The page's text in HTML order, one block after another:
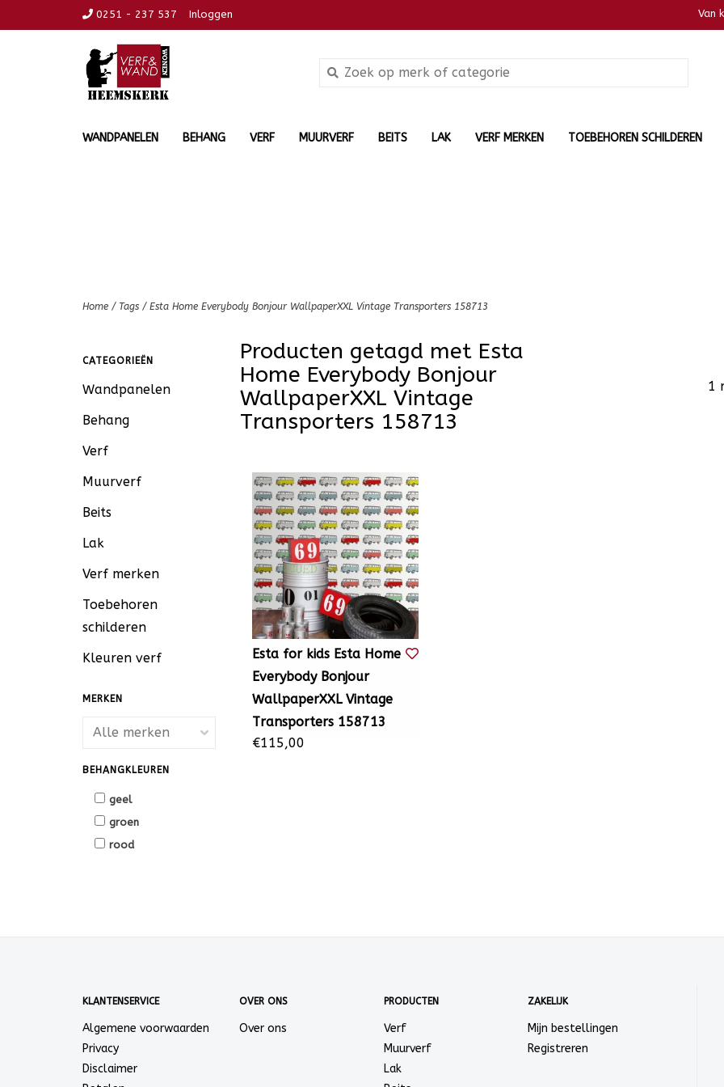
0251 - 237 537 Inloggen Van
WANDPANELEN BEHANG VERF MUURVERF BEITS LAK VERF MERKEN TOEBEHOREN SCHILDEREN
Home / Tags / Esta Home Everybody Bonjour WallpaperXXL Vintage Transporters 158713
CATEGORIEËN
Wandpanelen
Behang
Verf
Muurverf
Beits
Lak
Verf merken
Toebehoren
schilderen
Kleuren verf
MERKEN
BEHANGKLEUREN
geel
groen
rood
Producten getagd met Esta
Home Everybody Bonjour
WallpaperXXL Vintage
Transporters 158713
1
Esta for kids Esta Home
Everybody Bonjour
WallpaperXXL Vintage
Transporters 158713
€115,00
KLANTENSERVICE
Algemene voorwaarden
Privacy
Disclaimer
OVER ONS
Over ons
PRODUCTEN
Verf
Muurverf
Lak
ZAKELIJK
Mijn bestellingen
Registreren